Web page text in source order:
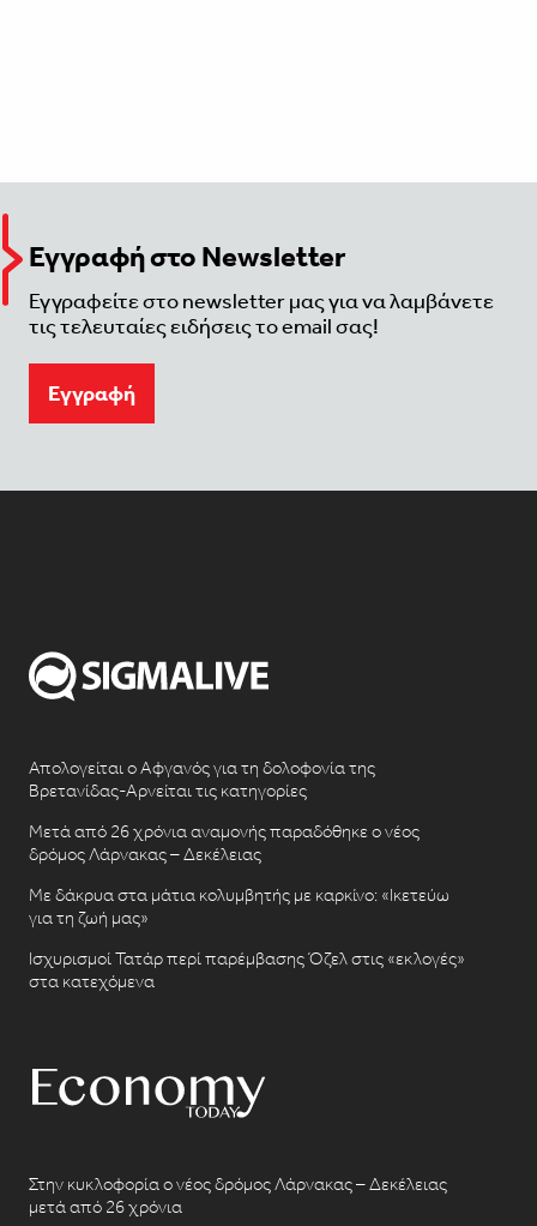
Εγγραφή στο Newsletter
Εγγραφείτε στο newsletter μας για να λαμβάνετε
τις τελευταίες ειδήσεις το email σας!
Eγγραφή
Απολογείται ο Αφγανός για τη δολοφονία της
Βρετανίδας-Αρνείται τις κατηγορίες
Μετά από 26 χρόνια αναμονής παραδόθηκε ο νέος
δρόμος Λάρνακας – Δεκέλειας
Με δάκρυα στα μάτια κολυμβητής με καρκίνο: «Ικετεύω
για τη ζωή μας»
Ισχυρισμοί Τατάρ περί παρέμβασης Όζελ στις «εκλογές»
στα κατεχόμενα
Στην κυκλοφορία ο νέος δρόμος Λάρνακας – Δεκέλειας
μετά από 26 χρόνια